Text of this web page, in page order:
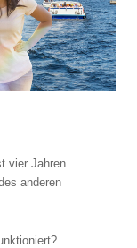
vier Jahren
anderen